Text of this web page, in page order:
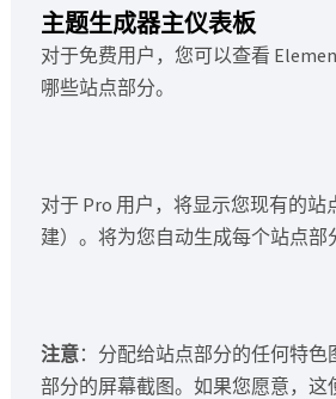
主题生成器主仪表板
对于免费用户，您可以查看
哪些站点部分。
对于 Pro 用户，将显示您现有的站
建）。将为您自动生成每个站点部
注意：分配给站点部分的任何特色
部分的屏幕截图。如果您愿意，这